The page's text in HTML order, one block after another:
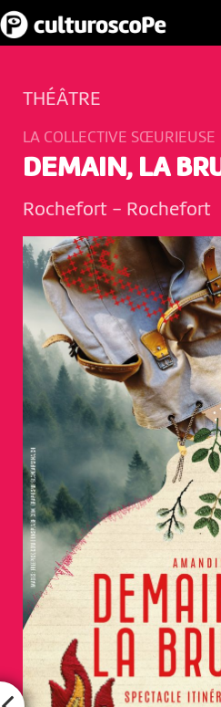
THÉÂTRE
LA COLLECTIVE SŒURIEUSE
DEMAIN, LA
Rochefort - Rochefort